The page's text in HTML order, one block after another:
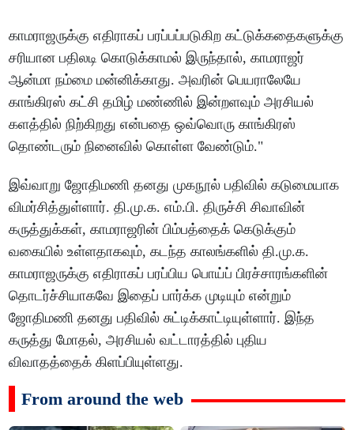
காமராஜருக்கு எதிராகப் பரப்பப்படுகிற கட்டுக்கதைகளுக்கு
சரியான பதிலடி கொடுக்காமல் இருந்தால், காமராஜர்
ஆன்மா நம்மை மன்னிக்காது. அவரின் பெயராலேயே
காங்கிரஸ் கட்சி தமிழ் மண்ணில் இன்றளவும் அரசியல்
களத்தில் நிற்கிறது என்பதை ஒவ்வொரு காங்கிரஸ்
தொண்டரும் நினைவில் கொள்ள வேண்டும்."
இவ்வாறு ஜோதிமணி தனது முகநூல் பதிவில் கடுமையாக
விமர்சித்துள்ளார். தி.மு.க. எம்.பி. திருச்சி சிவாவின்
கருத்துக்கள், காமராஜரின் பிம்பத்தைக் கெடுக்கும்
வகையில் உள்ளதாகவும், கடந்த காலங்களில் தி.மு.க.
காமராஜருக்கு எதிராகப் பரப்பிய பொய்ப் பிரச்சாரங்களின்
தொடர்ச்சியாகவே இதைப் பார்க்க முடியும் என்றும்
ஜோதிமணி தனது பதிவில் சுட்டிக்காட்டியுள்ளார். இந்த
கருத்து மோதல், அரசியல் வட்டாரத்தில் புதிய
விவாதத்தைக் கிளப்பியுள்ளது.
From around the web